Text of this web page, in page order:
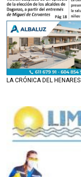
LA CRÓNICA DEL HENARES